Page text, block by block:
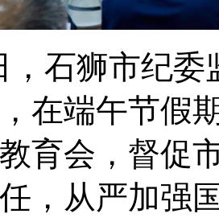
，石狮市纪
在端午节假
育会，督促
，从严加强